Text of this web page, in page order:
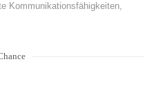
Kommunikationsfähigkeiten,